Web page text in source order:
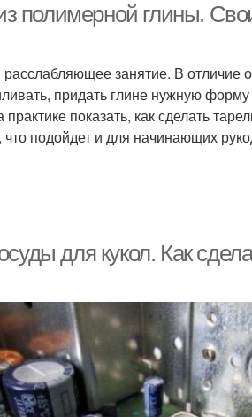
из полимерной глины.
занятие. В отличие
придать глине нужную
показать, как сделать
что подойдет и для начинающих
для кукол. Как